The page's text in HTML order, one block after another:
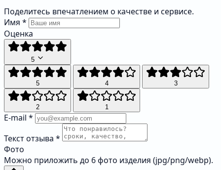
Поделитесь впечатлением о качестве и сервисе.
Имя *
Оценка
5
5 4 3
2 1
E-mail *
Текст отзыва *
Фото
Можно приложить до 6 фото изделия (jpg/png/webp).